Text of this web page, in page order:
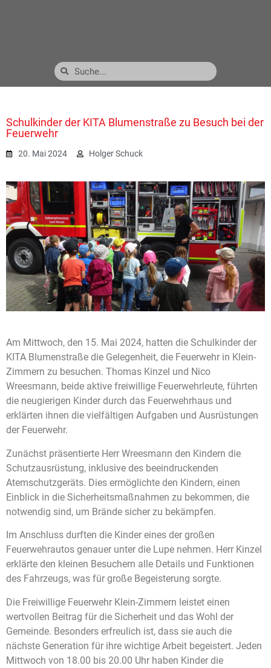
Schulkinder der KITA Blumenstraße zu Besuch bei der
Feuerwehr
20. Mai 2024 Holger Schuck
Am Mittwoch, den 15. Mai 2024, hatten die Schulkinder der
KITA Blumenstraße die Gelegenheit, die Feuerwehr in Klein-
Zimmern zu besuchen. Thomas Kinzel und Nico
Wreesmann, beide aktive freiwillige Feuerwehrleute, führten
die neugierigen Kinder durch das Feuerwehrhaus und
erklärten ihnen die vielfältigen Aufgaben und Ausrüstungen
der Feuerwehr.
Zunächst präsentierte Herr Wreesmann den Kindern die
Schutzausrüstung, inklusive des beeindruckenden
Atemschutzgeräts. Dies ermöglichte den Kindern, einen
Einblick in die Sicherheitsmaßnahmen zu bekommen, die
notwendig sind, um Brände sicher zu bekämpfen.
Im Anschluss durften die Kinder eines der großen
Feuerwehrautos genauer unter die Lupe nehmen. Herr Kinzel
erklärte den kleinen Besuchern alle Details und Funktionen
des Fahrzeugs, was für große Begeisterung sorgte.
Die Freiwillige Feuerwehr Klein-Zimmern leistet einen
wertvollen Beitrag für die Sicherheit und das Wohl der
Gemeinde. Besonders erfreulich ist, dass sie auch die
nächste Generation für ihre wichtige Arbeit begeistert. Jeden
Mittwoch von 18.00 bis 20.00 Uhr haben Kinder die